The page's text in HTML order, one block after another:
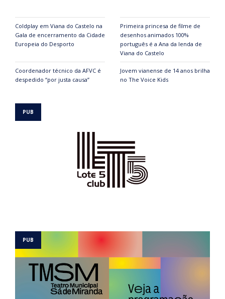
Coldplay em Viana do Castelo na
Gala de encerramento da Cidade
Europeia do Desporto
Primeira princesa de filme de
desenhos animados 100%
português é a Ana da lenda de
Viana do Castelo
Coordenador técnico da AFVC é
despedido “por justa causa”
Jovem vianense de 14 anos brilha
no The Voice Kids